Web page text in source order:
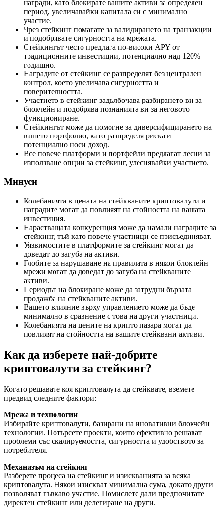
награди, като блокирате вашите активи за определен
период, увеличавайки капитала си с минимално
участие.
Чрез стейкинг помагате за валидирането на транзакции
и подобрявате сигурността на мрежата.
Стейкингът често предлага по-високи APY от
традиционните инвестиции, потенциално над 120%
годишно.
Наградите от стейкинг се разпределят без централен
контрол, което увеличава сигурността и
поверителността.
Участието в стейкинг задълбочава разбирането ви за
блокчейн и подобрява познанията ви за неговото
функциониране.
Стейкингът може да помогне за диверсифицирането на
вашето портфолио, като разпределя риска и
потенциално носи доход.
Все повече платформи и портфейли предлагат лесни за
използване опции за стейкинг, улеснявайки участието.
Минуси
Колебанията в цената на стейкваните криптовалути и
наградите могат да повлияят на стойността на вашата
инвестиция.
Нарастващата конкуренция може да намали наградите за
стейкинг, тъй като повече участници се присъединяват.
Уязвимостите в платформите за стейкинг могат да
доведат до загуба на активи.
Глобите за нарушаване на правилата в някои блокчейн
мрежи могат да доведат до загуба на стейкваните
активи.
Периодът на блокиране може да затрудни бързата
продажба на стейкваните активи.
Вашето влияние върху управлението може да бъде
минимално в сравнение с това на други участници.
Колебанията на цените на крипто пазара могат да
повлияят на стойността на вашите стейквани активи.
Как да изберете най-добрите
криптовалути за стейкинг?
Когато решавате коя криптовалута да стейквате, вземете
предвид следните фактори:
Мрежа и технологии
Избирайте криптовалути, базирани на иновативни блокчейн
технологии. Потърсете проекти, които ефективно решават
проблеми със скалируемостта, сигурността и удобството за
потребителя.
Механизъм на стейкинг
Разберете процеса на стейкинг и изискванията за всяка
криптовалута. Някои изискват минимална сума, докато други
позволяват гъвкаво участие. Помислете дали предпочитате
директен стейкинг или делегиране на други.